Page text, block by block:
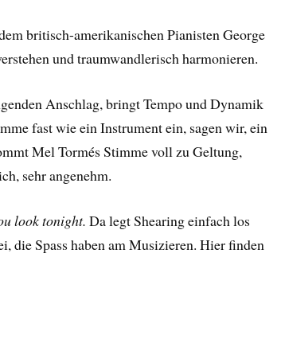
britisch-amerikanischen Pianisten George
und traumwandlerisch harmonieren.
Anschlag, bringt Tempo und Dynamik
fast wie ein Instrument ein, sagen wir, ein
Mel Tormés Stimme voll zu Geltung,
sehr angenehm.
look tonight.Da legt Shearing einfach los
die Spass haben am Musizieren. Hier finden